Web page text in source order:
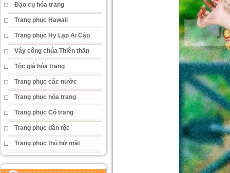
Đạo cụ hóa trang
Trang phục Hawaii
Trang phục Hy Lạp Ai Cập
Váy công chúa Thiên thần
Tóc giả hóa trang
Trang phục các nước
Trang phục hóa trang
Trang phục Cổ trang
Trang phục dân tộc
Trang phục thú hở mặt